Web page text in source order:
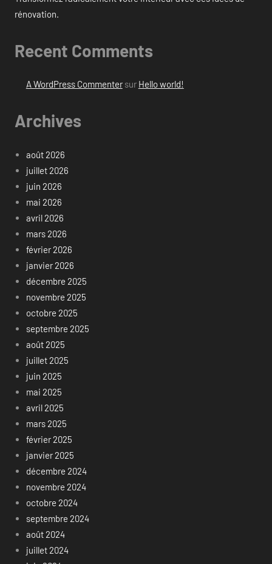
rénovation.
Recent Comments
A WordPress Commentersur Hello world!
Archives
août 2026
juillet 2026
juin 2026
mai 2026
avril 2026
mars 2026
février 2026
janvier 2026
décembre 2025
novembre 2025
octobre 2025
septembre 2025
août 2025
juillet 2025
juin 2025
mai 2025
avril 2025
mars 2025
février 2025
janvier 2025
décembre 2024
novembre 2024
octobre 2024
septembre 2024
août 2024
juillet 2024